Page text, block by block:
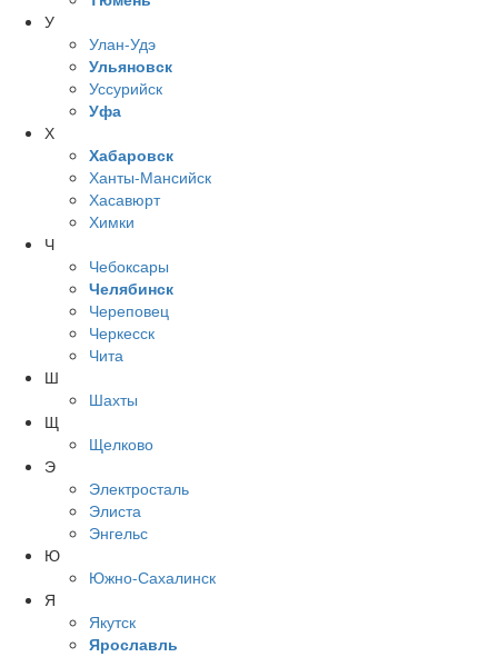
У
Улан-Удэ
Ульяновск
Уссурийск
Уфа
Х
Хабаровск
Ханты-Мансийск
Хасавюрт
Химки
Ч
Чебоксары
Челябинск
Череповец
Черкесск
Чита
Ш
Шахты
Щ
Щелково
Э
Электросталь
Элиста
Энгельс
Ю
Южно-Сахалинск
Я
Якутск
Ярославль